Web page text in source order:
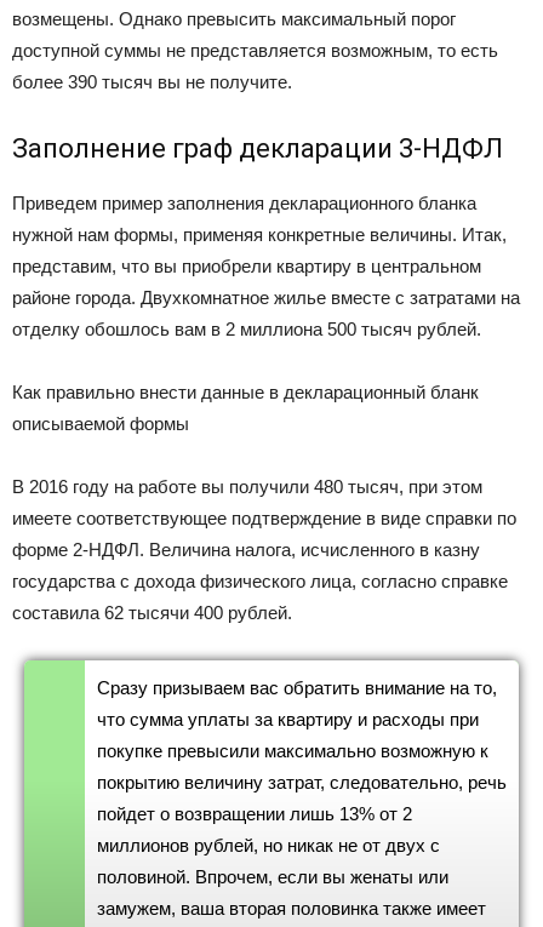
возмещены. Однако превысить максимальный порог
доступной суммы не представляется возможным, то есть
более 390 тысяч вы не получите.
Заполнение граф декларации 3-НДФЛ
Приведем пример заполнения декларационного бланка
нужной нам формы, применяя конкретные величины. Итак,
представим, что вы приобрели квартиру в центральном
районе города. Двухкомнатное жилье вместе с затратами на
отделку обошлось вам в 2 миллиона 500 тысяч рублей.
Как правильно внести данные в декларационный бланк
описываемой формы
В 2016 году на работе вы получили 480 тысяч, при этом
имеете соответствующее подтверждение в виде справки по
форме 2-НДФЛ. Величина налога, исчисленного в казну
государства с дохода физического лица, согласно справке
составила 62 тысячи 400 рублей.
Сразу призываем вас обратить внимание на то,
что сумма уплаты за квартиру и расходы при
покупке превысили максимально возможную к
покрытию величину затрат, следовательно, речь
пойдет о возвращении лишь 13% от 2
миллионов рублей, но никак не от двух с
половиной. Впрочем, если вы женаты или
замужем, ваша вторая половинка также имеет